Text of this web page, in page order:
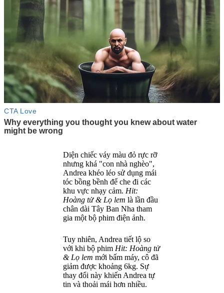
Diện chiếc váy màu đỏ rực rỡ
nhưng khá "con nhà nghèo",
Andrea khéo léo sử dụng mái
tóc bồng bềnh để che đi các
khu vực nhạ‌y cả‌m. Hit:
Hoàng tử & Lọ lem là lần đầu
chân dài Tây Ban Nha tham
gia một bộ phim điện ảnh.
Tuy nhiên, Andrea tiết lộ so
với khi bộ phim Hit: Hoàng tử
& Lọ lem mới bấm máy, cô đã
giảm được khoảng 6kg. Sự
thay đổi này khiến Andrea tự
tin và thoải mái hơn nhiều.